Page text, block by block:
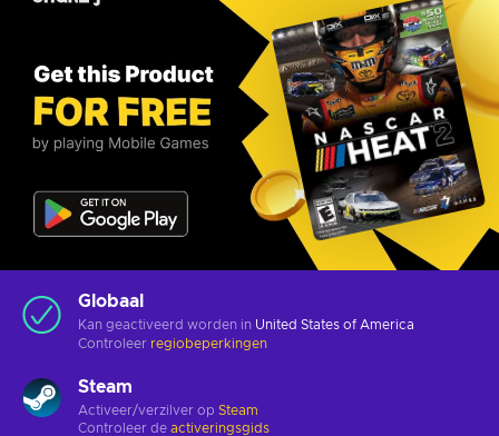
Globaal
Kan geactiveerd worden in United States of America
Controleer regiobeperkingen
Steam
Activeer/verzilver op Steam
Controleer de activeringsgids